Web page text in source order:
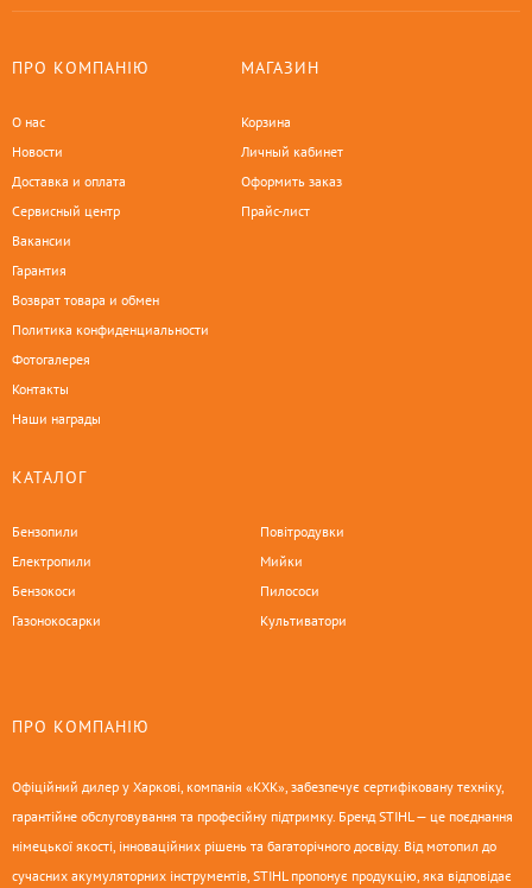
ПРО КОМПАНІЮ
О нас
Новости
Доставка и оплата
Сервисный центр
Вакансии
Гарантия
Возврат товара и обмен
Политика конфиденциальности
Фотогалерея
Контакты
Наши награды
МАГАЗИН
Корзина
Личный кабинет
Оформить заказ
Прайс-лист
КАТАЛОГ
Бензопили
Електропили
Бензокоси
Газонокосарки
Повітродувки
Мийки
Пилососи
Культиватори
ПРО КОМПАНІЮ
Офіційний дилер у Харкові, компанія «КХК», забезпечує сертифіковану техніку,
гарантійне обслуговування та професійну підтримку. Бренд STIHL — це поєднання
німецької якості, інноваційних рішень та багаторічного досвіду. Від мотопил до
сучасних акумуляторних інструментів, STIHL пропонує продукцію, яка відповідає